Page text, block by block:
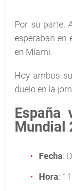
Por su parte,
esperaban en
en Miami.
Hoy ambos
duelo en la
España
Mundial
Fecha:
Hora: